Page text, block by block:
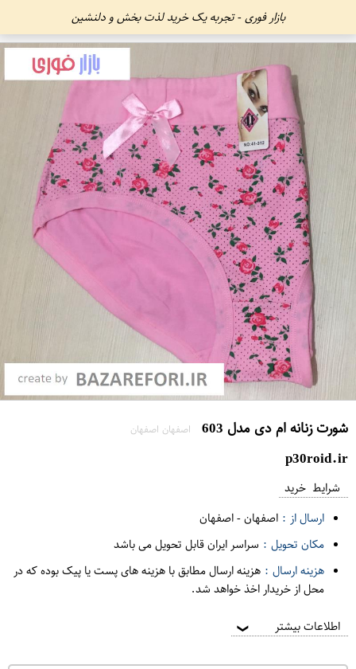
بازار فوری - تجربه یک خرید لذت بخش و دلنشین
شورت زنانه ام دی مدل 603 اصفهان اصفهان
p30roid.ir
شرایط خرید
ارسال از : اصفهان-اصفهان
مکان تحویل : سراسر ایران قابل تحویل می باشد
هزینه ارسال : هزینه ارسال مطابق با هزینه های پست یا پیک بوده که در
محل از خریدار اخذ خواهد شد.
اطلاعات بیشتر ❯